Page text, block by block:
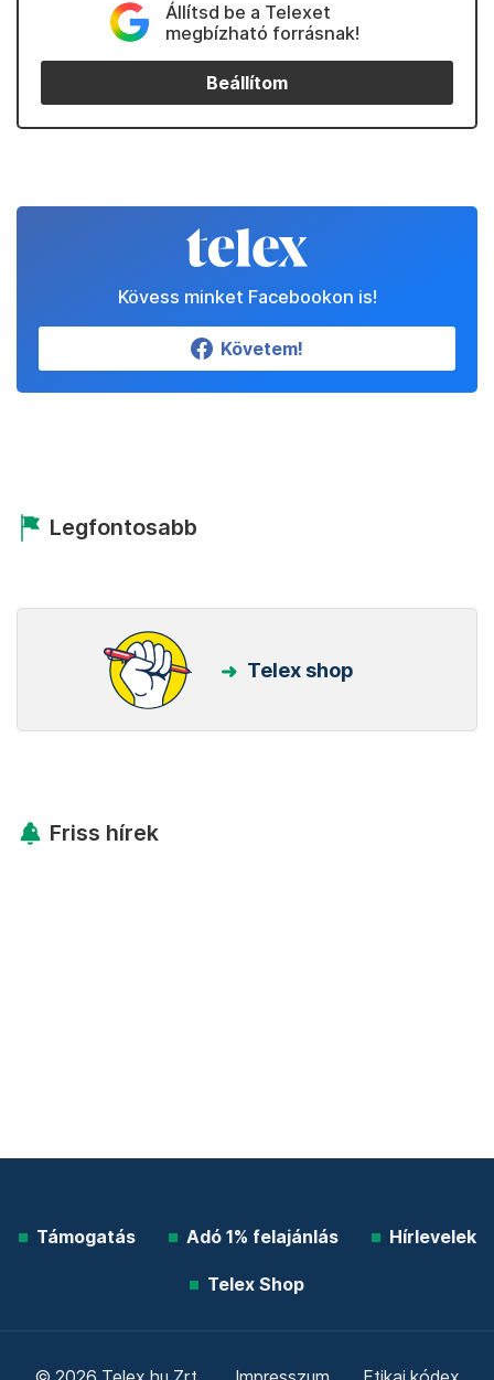
Állítsd be a Telexet
megbízható forrásnak!
Beállítom
Kövess minket Facebookon is!
Követem!
Legfontosabb
Telex shop
Friss hírek
Támogatás Adó 1% felajánlás Hírlevelek
Telex Shop